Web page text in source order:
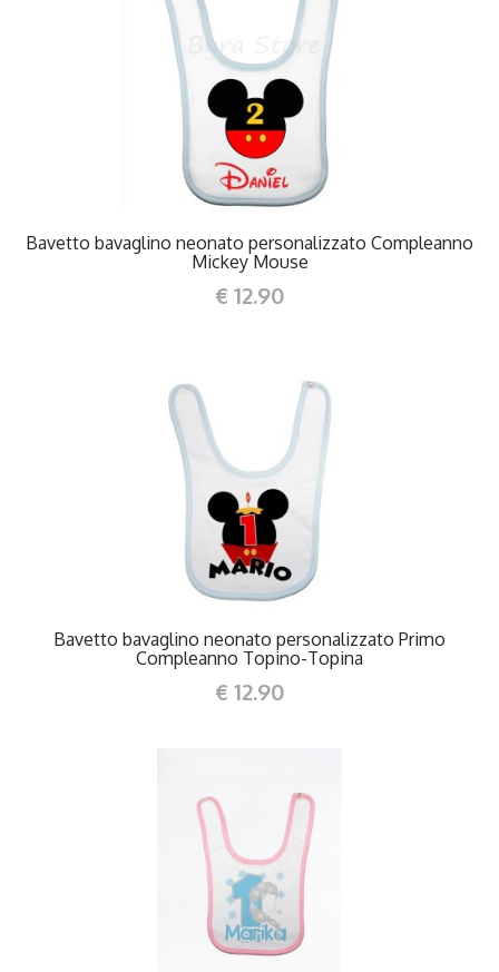
DETTAGLI
Bavetto bavaglino neonato personalizzato Compleanno
Mickey Mouse
€ 12.90
DETTAGLI
Bavetto bavaglino neonato personalizzato Primo
Compleanno Topino-Topina
€ 12.90
DETTAGLI